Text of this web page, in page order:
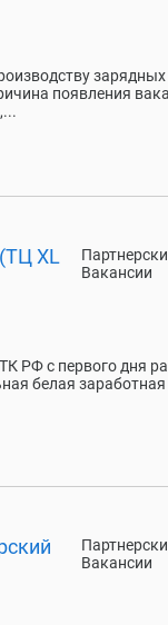
зарядных
появления
Вакансии
XL
РФ с первого дня
белая заработная
Вакансии